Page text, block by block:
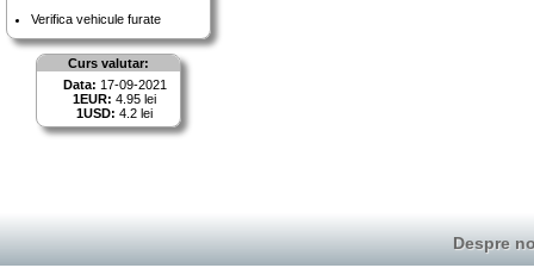
Verifica vehicule furate
Curs valutar:
Data: 17-09-2021
1EUR: 4.95 lei
1USD: 4.2 lei
Despre